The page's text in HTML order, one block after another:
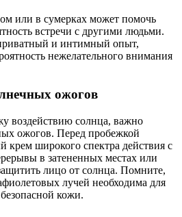
или в сумерках может помочь
встречи с другими людьми.
и интимный опыт,
нежелательного внимания
ожогов
воздействию солнца, важно
ожогов. Перед пробежкой
крем широкого спектра действия с
в затененных местах или
лицо от солнца. Помните,
лучей необходима для
кожи.